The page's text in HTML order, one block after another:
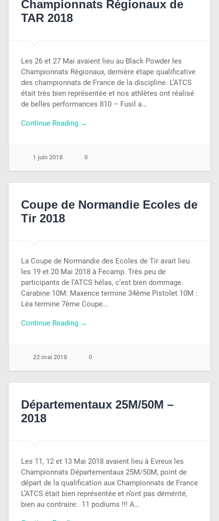
Championnats Régionaux de
TAR 2018
Les 26 et 27 Mai avaient lieu au Black Powder les
Championnats Régionaux, dernière étape qualificative
des championnats de France de la discipline. L’ATCS
était très bien représentée et nos athlètes ont réalisé
de belles performances 810 – Fusil a…
Continue Reading →
1 juin 2018 0
Coupe de Normandie Ecoles de
Tir 2018
La Coupe de Normandie des Ecoles de Tir avait lieu
les 19 et 20 Mai 2018 à Fecamp. Très peu de
participants de l’ATCS hélas, c’est bien dommage.
Carabine 10M: Maxence termine 34ème Pistolet 10M :
Léa termine 7ème Coupe…
Continue Reading →
22 mai 2018 0
Départementaux 25M/50M –
2018
Les 11, 12 et 13 Mai 2018 avaient lieu à Evreux les
Championnats Départementaux 25M/50M, point de
départ de la qualification aux Championnats de France
L’ATCS était bien représentée et n’ont pas démérité,
bien au contraire: 11 podiums !!! A…